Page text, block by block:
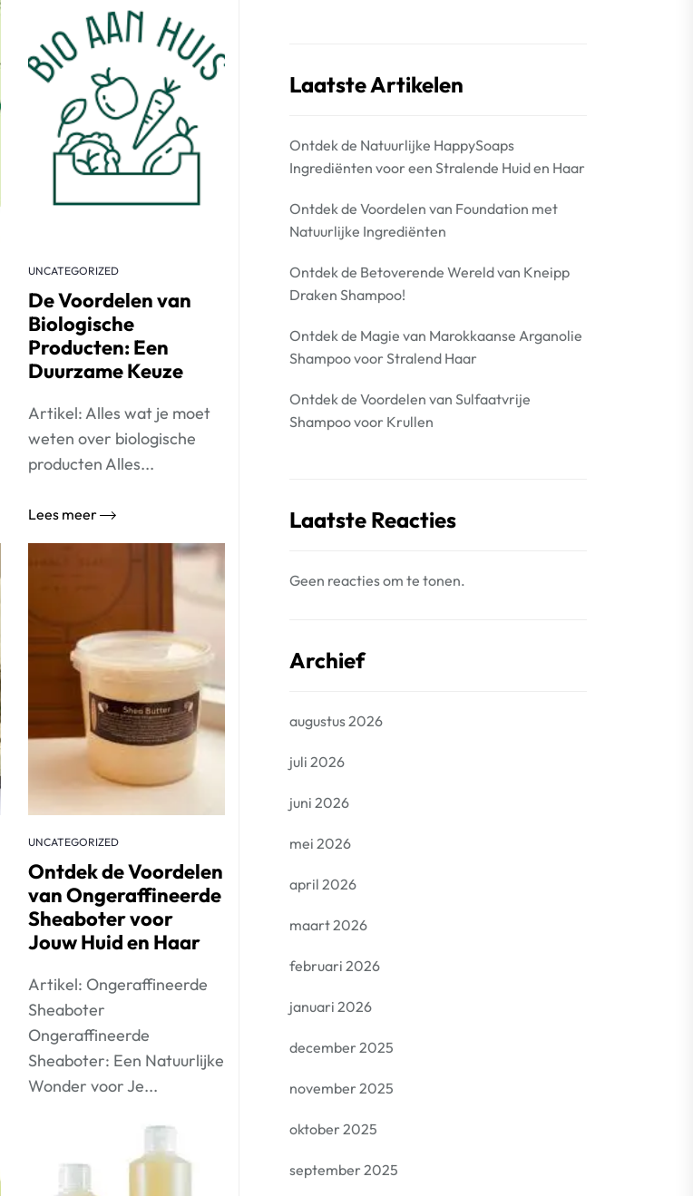
UNCATEGORIZED
De Voordelen van
Biologische
Producten: Een
Duurzame Keuze
Artikel: Alles wat je moet
weten over biologische
producten Alles...
Lees meer
UNCATEGORIZED
Ontdek de Voordelen
van Ongeraffineerde
Sheaboter voor
Jouw Huid en Haar
Artikel: Ongeraffineerde
Sheaboter
Ongeraffineerde
Sheaboter: Een Natuurlijke
Wonder voor Je...
Laatste Artikelen
Ontdek de Natuurlijke HappySoaps
Ingrediënten voor een Stralende Huid en Haar
Ontdek de Voordelen van Foundation met
Natuurlijke Ingrediënten
Ontdek de Betoverende Wereld van Kneipp
Draken Shampoo!
Ontdek de Magie van Marokkaanse Arganolie
Shampoo voor Stralend Haar
Ontdek de Voordelen van Sulfaatvrije
Shampoo voor Krullen
Laatste Reacties
Geen reacties om te tonen.
Archief
augustus 2026
juli 2026
juni 2026
mei 2026
april 2026
maart 2026
februari 2026
januari 2026
december 2025
november 2025
oktober 2025
september 2025